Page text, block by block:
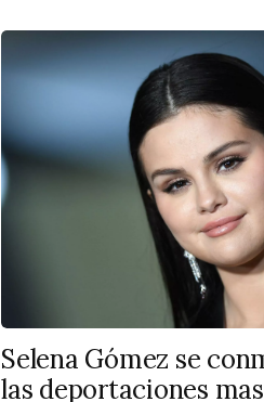
Selena Gómez se
las deportaciones